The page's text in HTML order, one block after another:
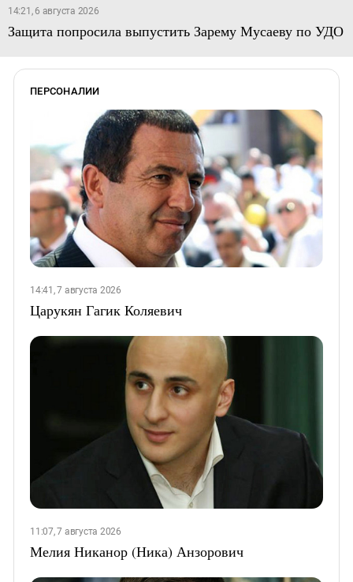
14:21, 6 августа 2026
Защита попросила выпустить Зарему Мусаеву по УДО
ПЕРСОНАЛИИ
14:41, 7 августа 2026
Царукян Гагик Коляевич
11:07, 7 августа 2026
Мелия Никанор (Ника) Анзорович